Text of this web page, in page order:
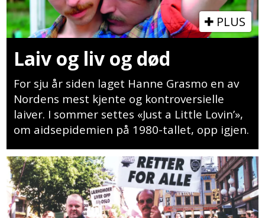
PLUS
Laiv og liv og død
For sju år siden laget Hanne Grasmo en av
Nordens mest kjente og kontroversielle
laiver. I sommer settes «Just a Little Lovin’»,
om aidsepidemien på 1980-tallet, opp igjen.